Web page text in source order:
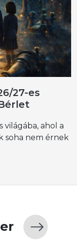
27-es
világába, ahol a
soha nem érnek